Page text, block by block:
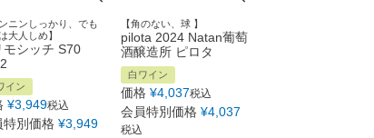
ンニンしっかり、でも
大人しめ】
モシッチ S70
イン
¥3,949税込
特別価格 ¥3,949
【角のない、球 】
pilota 2024 Natan葡萄
酒醸造所 ピロタ
白ワイン
価格 ¥4,037税込
会員特別価格 ¥4,037
税込